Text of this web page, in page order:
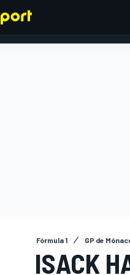
Fórmula 1 GP de
ISACK